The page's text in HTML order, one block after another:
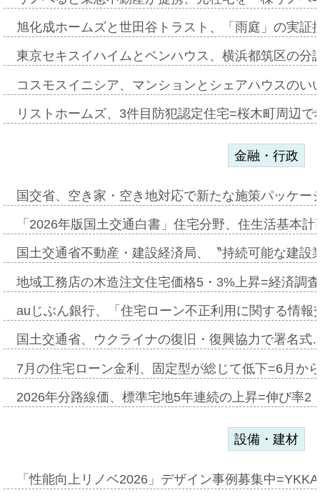
旭化成ホームズと世田谷トラスト、「雨庭」の実
東京セキスイハイムとベンハウス、横浜都筑区の
コスモスイニシア、マンションとシェアハウスの
リストホームズ、3件目防犯認定住宅=桜木町周辺
金融・行政
国交省、空き家・空き地対応で新たな施策パッケ
「2026年版国土交通白書」住宅分野、住生活基本
国土交通省不動産・建設経済局、〝持続可能な建
地域工務店の木造注文住宅価格5・3%上昇=経済調
auじぶん銀行、「住宅ローン不正利用に関する情
国土交通省、ウクライナの復旧・復興協力で署名
7月の住宅ローン金利、固定型が総じて低下=6月か
2026年分路線価、標準宅地5年連続の上昇=伸び率
設備・建材
「性能向上リノベ2026」デザイン事例募集中